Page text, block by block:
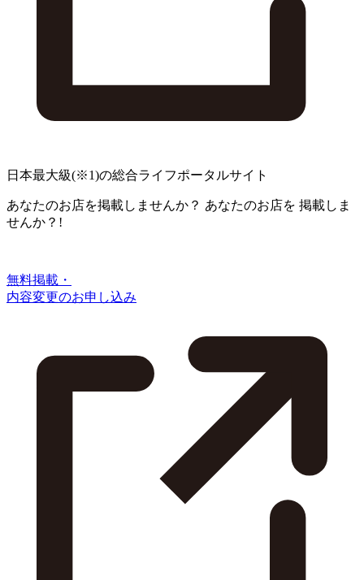
日本最大級(※1)の総合ライフポータルサイト
あなたのお店を掲載しませんか？ あなたのお店を 掲載しま
せんか？!
無料掲載・
内容変更のお申し込み